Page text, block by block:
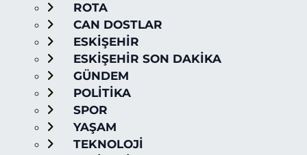
ROTA
CAN DOSTLAR
ESKİŞEHİR
ESKİŞEHİR SON DAKİKA
GÜNDEM
POLİTİKA
SPOR
YAŞAM
TEKNOLOJİ